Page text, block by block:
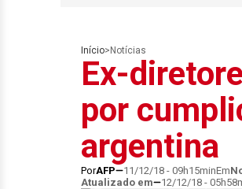
Início> Notícias
Ex-
por
argentina
PorAFP 11/12/18 - 09h15minEm
Atualizado em
12/12/18 -